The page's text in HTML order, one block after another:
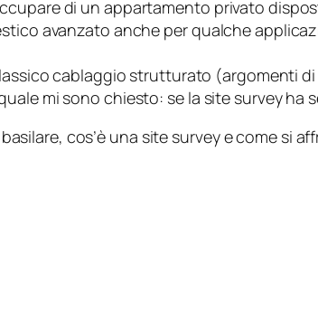
di un appartamento privato
avanzato anche per qualche
cablaggio strutturato (argomenti
mi sono chiesto: se la site survey ha
cos’è una site survey e come si